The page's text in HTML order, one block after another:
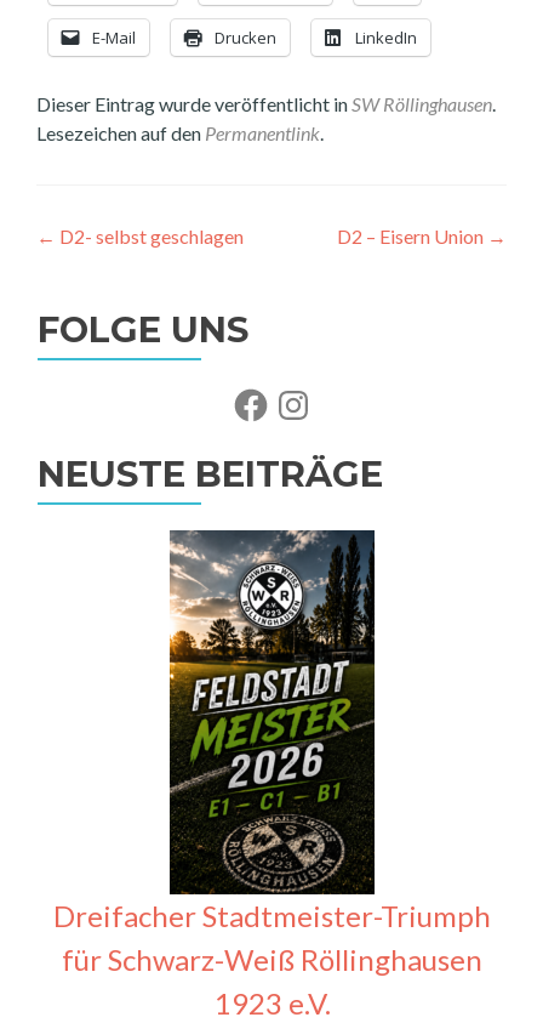
E-Mail Drucken LinkedIn
Dieser Eintrag wurde veröffentlicht inSW Röllinghausen.
Lesezeichen auf den Permanentlink.
Beitragsnavigation
← D2- selbst geschlagen D2 – Eisern Union →
FOLGE UNS
FacebookInstagram
NEUSTE BEITRÄGE
Dreifacher Stadtmeister-Triumph
für Schwarz-Weiß Röllinghausen
1923 e.V.